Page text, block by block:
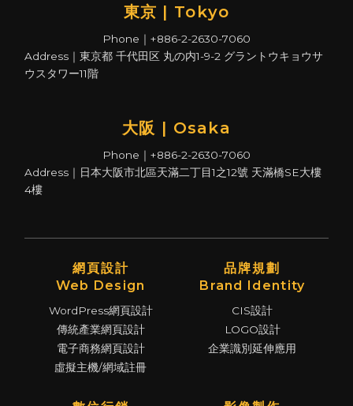
東京 | Tokyo
Phone｜+886-2-2630-7060
Address｜東京都 千代田区 丸の内1-9-2 グラントウキョウサ
ウスタワー11階
大阪 | Osaka
Phone｜+886-2-2630-7060
Address｜日本大阪市北區天滿二丁目1之12號 天滿橋SE大樓
4樓
網頁設計
Web Design
WordPress網頁設計
傳統產業網頁設計
電子商務網頁設計
虛擬主機/網域註冊
品牌規劃
Brand Identity
CIS設計
LOGO設計
企業識別延伸應用